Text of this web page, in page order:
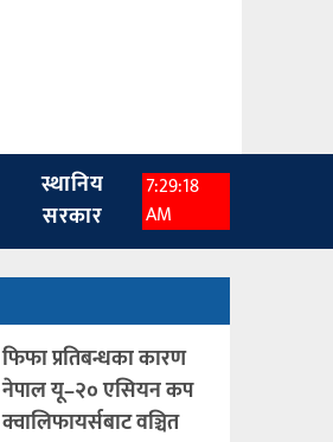
स्थानिय
सरकार
7:29:19
AM
फिफा प्रतिबन्धका कारण
नेपाल यू–२० एसियन कप
क्वालिफायर्सबाट वञ्चित